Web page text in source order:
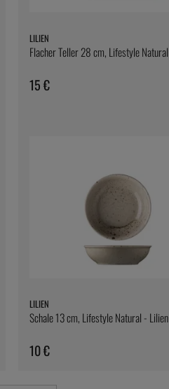
LILIEN
Flacher Teller 28 cm, Lifestyle
15 €
LILIEN
Schale 13 cm, Lifestyle Natural - Lilien
10 €